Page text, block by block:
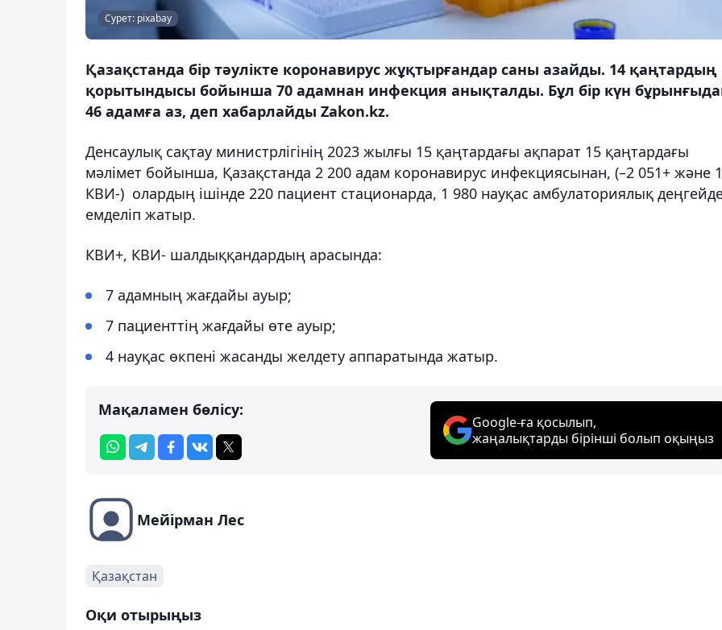
Сурет: pixabay
Қазақстанда бір тәулікте коронавирус жұқтырғандар саны азайды. 14 қаңтардың
қорытындысы бойынша 70 адамнан инфекция анықталды. Бұл бір күн
46 адамға аз, деп хабарлайды Zakon.kz.
Денсаулық сақтау министрлігінің 2023 жылғы 15 қаңтардағы ақпарат 15 қаңтардағы
мәлімет бойынша, Қазақстанда 2 200 адам коронавирус инфекциясынан, (–2 051+ және
КВИ-) олардың ішінде 220 пациент стационарда, 1 980 науқас амбулаториялық
емделіп жатыр.
КВИ+, КВИ- шалдыққандардың арасында:
7 адамның жағдайы ауыр;
7 пациенттің жағдайы өте ауыр;
4 науқас өкпені жасанды желдету аппаратында жатыр.
Мақаламен бөлісу:
Google-ға қосылып,
жаңалықтарды бірінші болып оқыңыз
Мейірман Лес
Қазақстан
Оқи отырыңыз